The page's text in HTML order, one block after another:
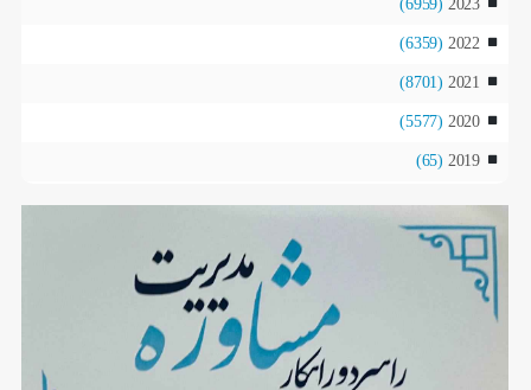
2022
(6359)
2021
(8701)
2020
(5577)
2019
(65)